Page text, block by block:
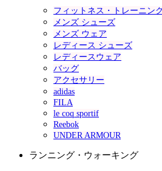
フィットネス・トレーニン
メンズ シューズ
メンズ ウェア
レディース シューズ
レディースウェア
バッグ
アクセサリー
adidas
FILA
le coq sportif
Reebok
UNDER ARMOUR
ランニング・ウォーキング